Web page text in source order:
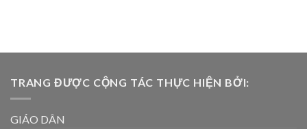
TRANG ĐƯỢC CỘNG TÁC THỰC HIỆN BỞI:
GIÁO DÂN